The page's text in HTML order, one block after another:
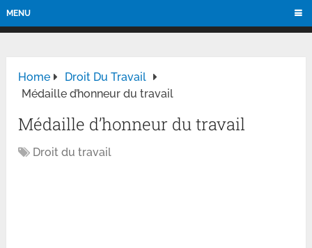
MENU
Home
Droit Du Travail
Médaille d’honneur du travail
Médaille d’honneur du travail
Droit du travail